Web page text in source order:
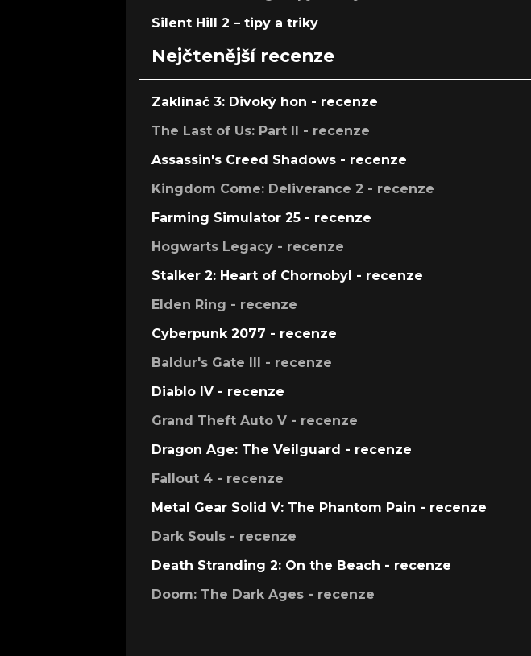
Silent Hill 2 – tipy a triky
Nejčtenější recenze
Zaklínač 3: Divoký hon - recenze
The Last of Us: Part II - recenze
Assassin's Creed Shadows - recenze
Kingdom Come: Deliverance 2 - recenze
Farming Simulator 25 - recenze
Hogwarts Legacy - recenze
Stalker 2: Heart of Chornobyl - recenze
Elden Ring - recenze
Cyberpunk 2077 - recenze
Baldur's Gate III - recenze
Diablo IV - recenze
Grand Theft Auto V - recenze
Dragon Age: The Veilguard - recenze
Fallout 4 - recenze
Metal Gear Solid V: The Phantom Pain - recenze
Dark Souls - recenze
Death Stranding 2: On the Beach - recenze
Doom: The Dark Ages - recenze